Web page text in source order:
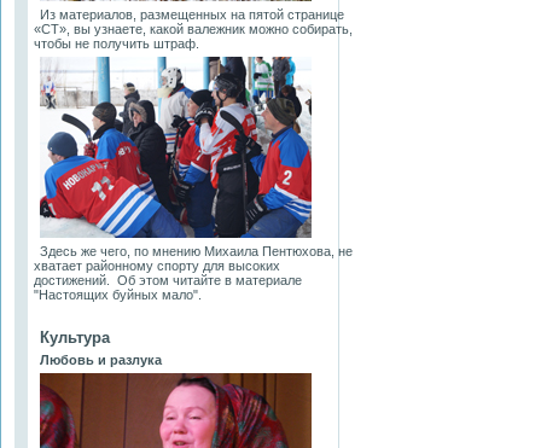
Из материалов, размещенных на пятой странице
«СТ», вы узнаете, какой валежник можно собирать,
чтобы не получить штраф.
Здесь же чего, по мнению Михаила Пентюхова, не
хватает районному спорту для высоких
достижений. Об этом читайте в материале
"Настоящих буйных мало".
Культура
Любовь и разлука